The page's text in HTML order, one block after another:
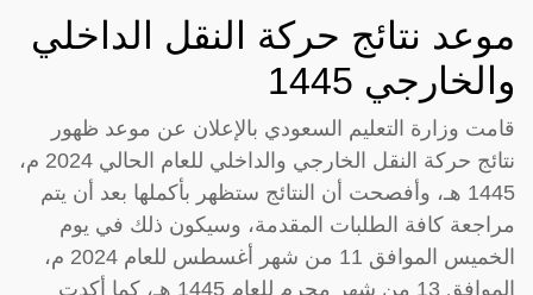
موعد نتائج حركة النقل الداخلي
والخارجي 1445
قامت وزارة التعليم السعودي بالإعلان عن موعد ظهور
نتائج حركة النقل الخارجي والداخلي للعام الحالي 2024 م،
1445 هـ، وأفصحت أن النتائج ستظهر بأكملها بعد أن يتم
مراجعة كافة الطلبات المقدمة، وسيكون ذلك في يوم
الخميس الموافق 11 من شهر أغسطس للعام 2024 م،
الموافق 13 من شهر محرم للعام 1445 هـ، كما أكدت